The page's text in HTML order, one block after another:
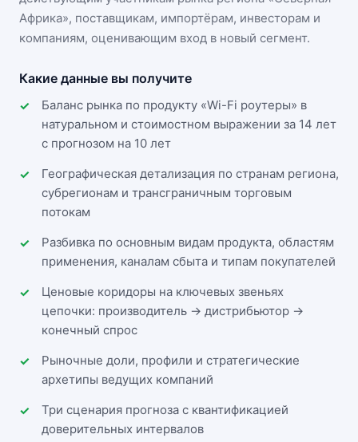
Африка», поставщикам, импортёрам, инвесторам и
компаниям, оценивающим вход в новый сегмент.
Какие данные вы получите
Баланс рынка по продукту «Wi-Fi роутеры» в
натуральном и стоимостном выражении за 14 лет
с прогнозом на 10 лет
Географическая детализация по странам региона,
субрегионам и трансграничным торговым
потокам
Разбивка по основным видам продукта, областям
применения, каналам сбыта и типам покупателей
Ценовые коридоры на ключевых звеньях
цепочки: производитель → дистрибьютор →
конечный спрос
Рыночные доли, профили и стратегические
архетипы ведущих компаний
Три сценария прогноза с квантификацией
доверительных интервалов